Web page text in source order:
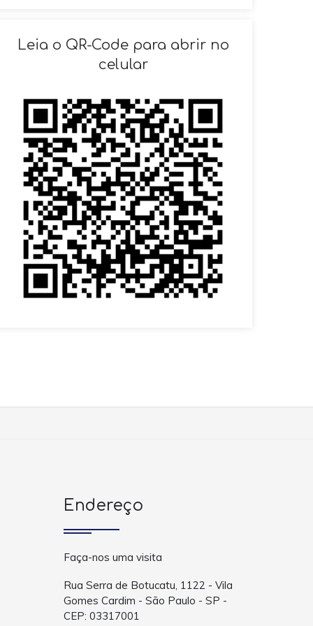
VOLTAR
Leia o QR-Code para abrir no
celular
Endereço
Faça-nos uma visita
Rua Serra de Botucatu, 1122 - Vila
Gomes Cardim - São Paulo - SP -
CEP: 03317001